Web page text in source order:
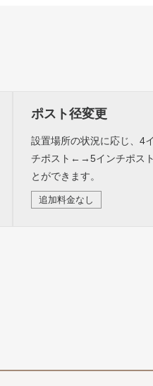
ポスト径変更
設置場所の状況に応じ、4
チポスト←→5インチポス
とができます。
追加料金なし